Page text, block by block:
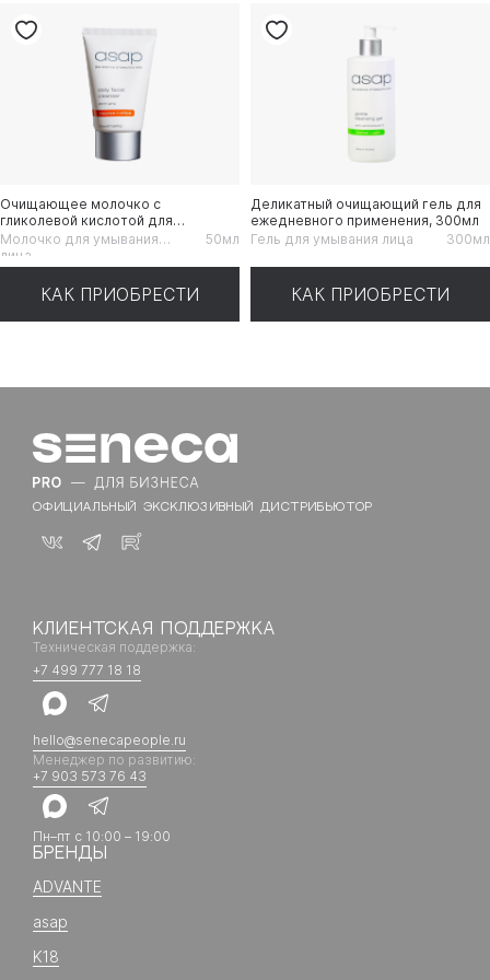
Очищающее молочко с
гликолевой кислотой для
ежедневного применения, 50мл
Молочко для умывания
лица
50мл
КАК ПРИОБРЕСТИ
Деликатный очищающий гель для
ежедневного применения, 300мл
Гель для умывания лица
300мл
КАК ПРИОБРЕСТИ
ОФИЦИАЛЬНЫЙ ЭКСКЛЮЗИВНЫЙ ДИСТРИБЬЮТОР
КЛИЕНТСКАЯ ПОДДЕРЖКА
Техническая поддержка:
+7 499 777 18 18
hello@senecapeople.ru
Менеджер по развитию:
+7 903 573 76 43
Пн–пт с 10:00 – 19:00
БРЕНДЫ
ADVANTE
asap
K18